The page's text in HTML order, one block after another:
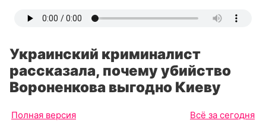
Украинский криминалист
рассказала, почему убийство
Вороненкова выгодно Киеву
Полная версия Всё за сегодня